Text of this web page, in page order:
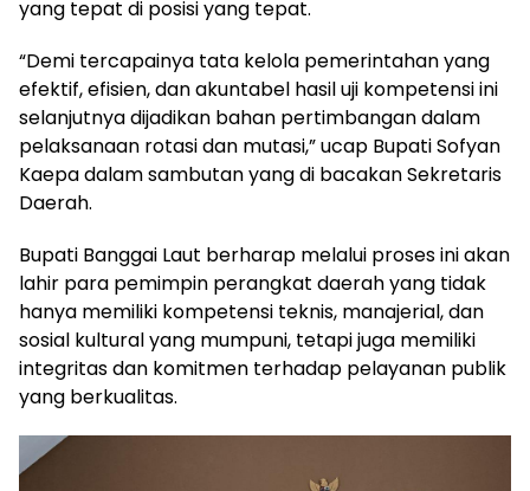
yang tepat di posisi yang tepat.
“Demi tercapainya tata kelola pemerintahan yang
efektif, efisien, dan akuntabel hasil uji kompetensi ini
selanjutnya dijadikan bahan pertimbangan dalam
pelaksanaan rotasi dan mutasi,” ucap Bupati Sofyan
Kaepa dalam sambutan yang di bacakan Sekretaris
Daerah.
Bupati Banggai Laut berharap melalui proses ini akan
lahir para pemimpin perangkat daerah yang tidak
hanya memiliki kompetensi teknis, manajerial, dan
sosial kultural yang mumpuni, tetapi juga memiliki
integritas dan komitmen terhadap pelayanan publik
yang berkualitas.